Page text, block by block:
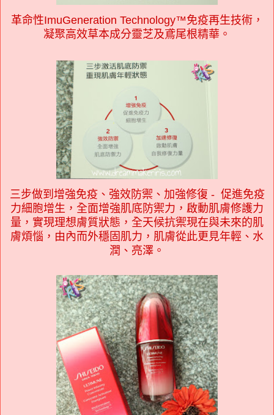
革命性ImuGeneration Technology™免疫再生技術，
凝聚高效草本成分靈芝及鳶尾根精華。
三步做到增強免疫、強效防禦、加強修復 - 促進免疫
力細胞增生，全面增強肌底防禦力，啟動肌膚修護力
量，實現理想膚質狀態，全天候抗禦現在與未來的肌
膚煩惱，由內而外穩固肌力，肌膚從此更見年輕、水
潤、亮澤。